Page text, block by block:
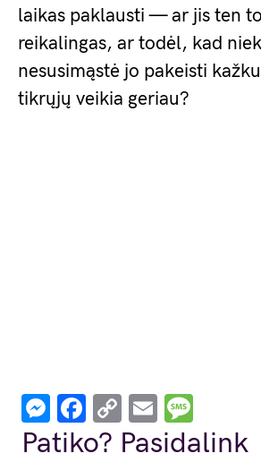
laikas paklausti — ar jis ten
reikalingas, ar todėl, kad
nesusimąstė jo pakeisti
tikrųjų veikia geriau?
Messenger
Facebook
Copy
Link
Email
Patiko? Pasidalink